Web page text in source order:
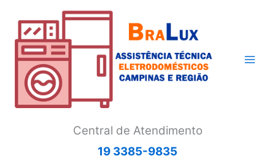
conteúdo
Central de Atendimento
19 3385-9835